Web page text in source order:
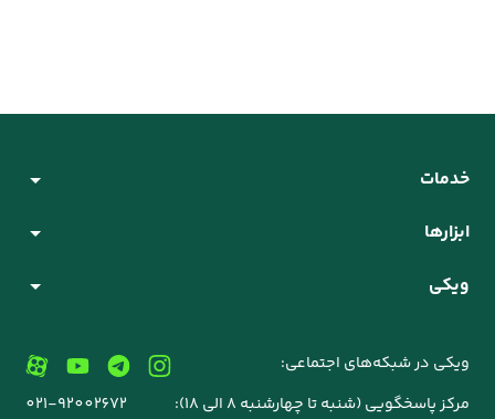
خدمات
ابزارها
ویکی
ویکی در شبکه‌های اجتماعی:
مرکز پاسخگویی (شنبه تا چهارشنبه 8 الی 18):
021-92002672